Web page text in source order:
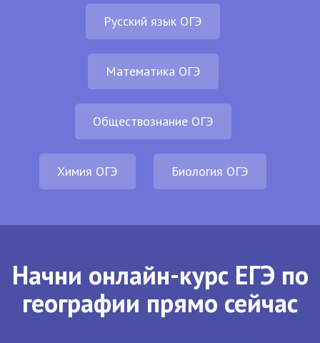
Русский язык ОГЭ
Математика ОГЭ
Обществознание ОГЭ
Химия ОГЭ Биология ОГЭ
Начни онлайн-курс ЕГЭ по
географии прямо сейчас